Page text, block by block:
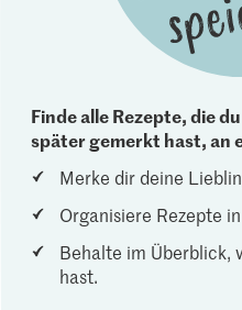
Finde alle Rezepte, die
später gemerkt hast, an
Merke dir deine
Organisiere Rezepte
Behalte im Überblick,
hast.